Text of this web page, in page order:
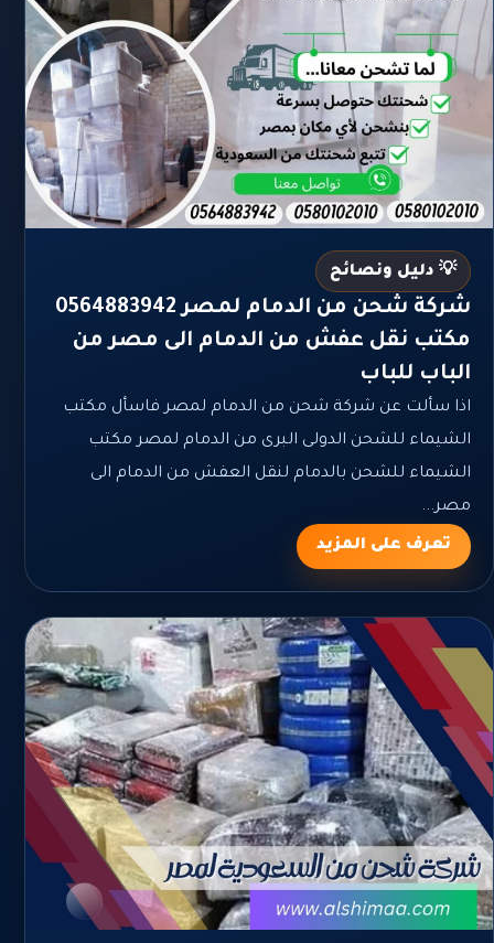
💡 دليل ونصائح
شركة شحن من الدمام لمصر 0564883942
مكتب نقل عفش من الدمام الى مصر من
الباب للباب
اذا سألت عن شركة شحن من الدمام لمصر فاسأل مكتب
الشيماء للشحن الدولى البرى من الدمام لمصر مكتب
الشيماء للشحن بالدمام لنقل العفش من الدمام الى
مصر...
تعرف على المزيد